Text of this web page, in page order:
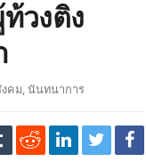
วงติง
คม,นันทนาการ